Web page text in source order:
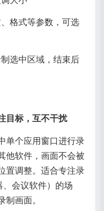
格式等参数，可选
选中区域，结束后
目标，互不干扰
单个应用窗口进行录
他软件，画面不会被
置调整。适合专注录
、会议软件）的场
制画面。